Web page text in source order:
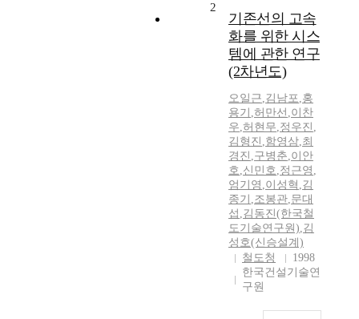
2
기존선의 고속
화를 위한 시스
템에 관한 연구
(2차년도)
오일근,김남포,홍
용기 ,허만선 ,이찬
우,허현무,정우진 ,
김형진 ,함영삼,최
경진 ,구병춘,이안
호,신민호,정근영 ,
엄기영 ,이성혁 ,김
종기 ,조봉관,문대
섭 ,김동진(한국철
도기술연구원),김
성호(신승설계)
철도청
1998
한국건설기술연
구원